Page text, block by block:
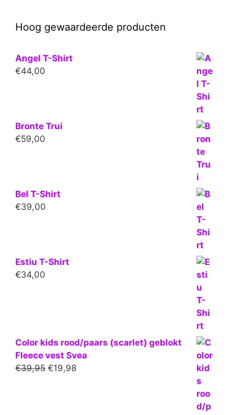
Hoog gewaardeerde producten
Angel T-Shirt
€44,00
Bronte Trui
€59,00
Bel T-Shirt
€39,00
Estiu T-Shirt
€34,00
Color kids rood/paars (scarlet) geblokt
Fleece vest Svea
€39,95 Oorspronkelijke
€19,98Huidige